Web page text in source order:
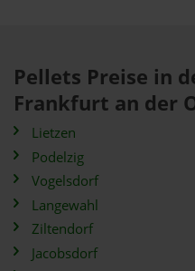
Pellets Preise in
Frankfurt an der
Lietzen
Podelzig
Vogelsdorf
Langewahl
Ziltendorf
Jacobsdorf